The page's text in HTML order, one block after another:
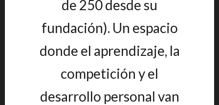
de 250 desde su
fundación). Un espacio
donde el aprendizaje, la
competición y el
desarrollo personal van